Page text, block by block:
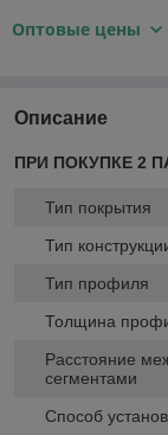
Оптовые цены
Описание
ПРИ ПОКУПКЕ 2
Тип покрытия
Тип
Тип профиля
Толщина
Расстояние
сегментами
Способ